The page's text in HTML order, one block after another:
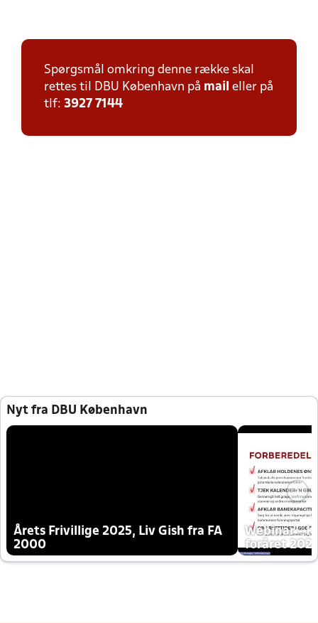
Spørgsmål omkring denne række skal
rettes til DBU København på mail eller på
tlf: 3927 7144
Nyt fra DBU København
Årets Frivillige 2025, Liv Gish fra FA
2000
Webinar -
foråret